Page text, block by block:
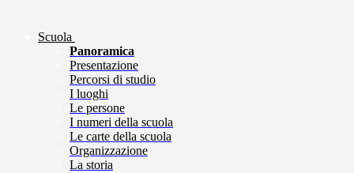
Scuola
Panoramica
Presentazione
Percorsi di studio
I luoghi
Le persone
I numeri della scuola
Le carte della scuola
Organizzazione
La storia